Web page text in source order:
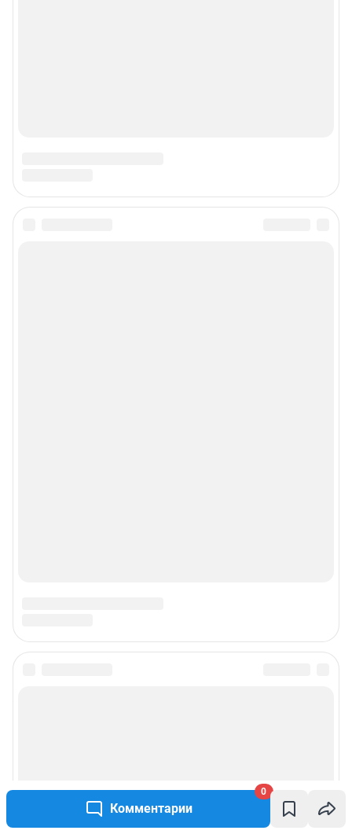
Комментарии
0